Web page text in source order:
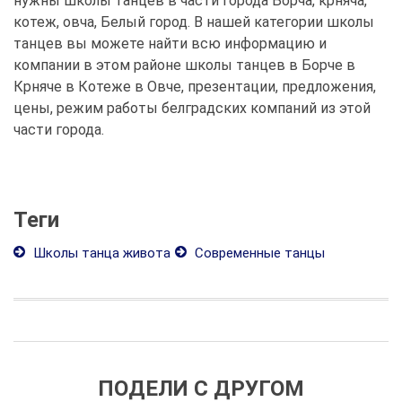
котеж, овча, Белый город. В нашей категории школы
танцев вы можете найти всю информацию и
компании в этом районе школы танцев в Борче в
Крняче в Котеже в Овче, презентации, предложения,
цены, режим работы белградских компаний из этой
части города.
Теги
Школы танца живота Современные танцы
ПОДЕЛИ С ДРУГОМ